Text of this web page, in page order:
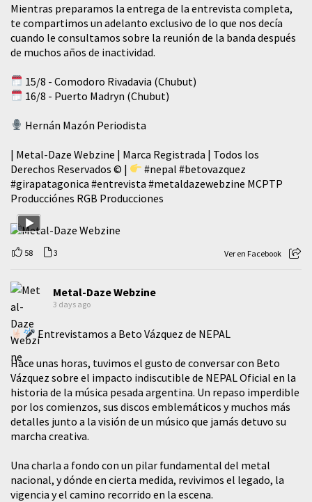
Mientras preparamos la entrega de la entrevista completa,
te compartimos un adelanto exclusivo de lo que nos decía
cuando le consultamos sobre la reunión de la banda después
de muchos años de inactividad.
15/8 - Comodoro Rivadavia (Chubut)
16/8 - Puerto Madryn (Chubut)
Hernán Mazón Periodista
| Metal-Daze Webzine | Marca Registrada | Todos los
Derechos Reservados © |
#nepal #betovazquez
#girapatagonica #entrevista #metaldazewebzine MCPTP
Producciónes RGB Producciones
58 3 Ver en Facebook
Metal-Daze Webzine
3 days ago
Entrevistamos a Beto Vázquez de NEPAL
Hace unas horas, tuvimos el gusto de conversar con Beto
Vázquez sobre el impacto indiscutible de NEPAL Oficial en la
historia de la música pesada argentina. Un repaso imperdible
por los comienzos, sus discos emblemáticos y muchos más
detalles junto a la visión de un músico que jamás detuvo su
marcha creativa.
​Una charla a fondo con un pilar fundamental del metal
nacional, y dónde en cierta medida, revivimos el legado, la
vigencia y el camino recorrido en la escena.